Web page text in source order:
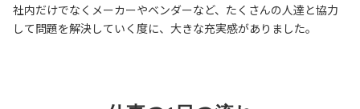
社内だけでなくメーカーやベンダーなど、たくさんの人達と協力
して問題を解決していく度に、大きな充実感がありました。